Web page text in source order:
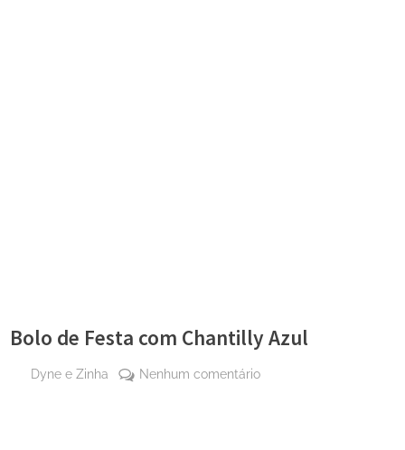
Bolo de Festa com Chantilly Azul
By
Dyne e Zinha Nenhum comentárioem